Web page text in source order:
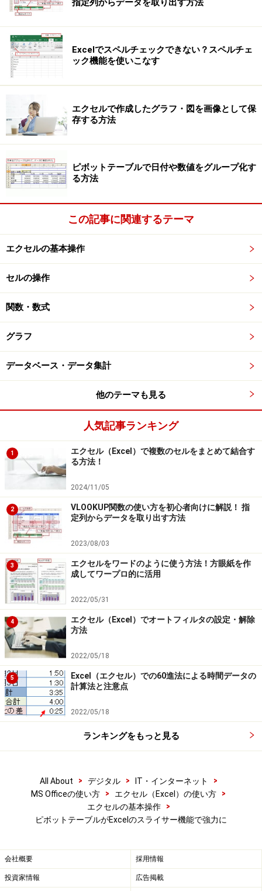
Excel2016での操作画面
で、スライサーを作成したい項目名にチェックを付けて
「OK」ボタンをクリックします。ここでは、ピボットテ
ーブルの各フィールドに設定されている、「支店」「商
品名」「得意先名」の3つの項目名にチェックを付けて
います。
スライサーを作成したい項目にチェックを付ける
スライサーが作成されました。このように、スライサー
は、ピボットテーブルで操作したい項目名ごとに作成し
が簡単になった
こでは、「支店」で「東京」と「大阪」のデータだけに
東京と大阪のデータに絞り込む
ピボットテーブルで操作を行う場合、「支店」が配置さ
れたフィールドの「▼」ボタンをクリックして、メニュ
ーをいちいち表示してから絞り込む項目名を選択する必
要があります。さらに、項目名を選択する操作も、絞り
込む対象ではない「名古屋」のチェックを外すか、「す
べて表示」のチェックを外してから「東京」と「大阪」
にチェックを付ける、という煩雑な操作が必要です。
ピボットテーブルでデータを絞り込む場合
この作業をスライサーで行ってみます。「支店」スライ
サーで「大阪」と「東京」をクリックします。2つめの
項目名は「Shift」キーを押しながらクリックしてくださ
スライサーでデータを絞り込む場合
※離れた位置にある項目をクリックする場合は、「Ctrl」キー
指定列からデータを取り出す方法
Excelでスペルチェックできない？スペルチェ
ック機能を使いこなす
エクセルで作成したグラフ・図を画像として保
存する方法
ピボットテーブルで日付や数値をグループ化す
る方法
この記事に関連するテーマ
エクセルの基本操作
セルの操作
関数・数式
グラフ
データベース・データ集計
他のテーマも見る
人気記事ランキング
1
エクセル（Excel）で複数のセルをまとめて結合す
る方法！
2024/11/05
2
VLOOKUP関数の使い方を初心者向けに解説！ 指
定列からデータを取り出す方法
2023/08/03
3
エクセルをワードのように使う方法！方眼紙を作
成してワープロ的に活用
2022/05/31
4
エクセル（Excel）でオートフィルタの設定・解除
方法
2022/05/18
5
Excel（エクセル）での60進法による時間データの
計算法と注意点
2022/05/18
ランキングをもっと見る
All About > デジタル > IT・インターネット
>
MS Officeの使い方
> エクセル（Excel）の使い方
>
エクセルの基本操作
>
ピボットテーブルがExcelのスライサー機能で強力に
会社概要 採用情報
投資家情報 広告掲載